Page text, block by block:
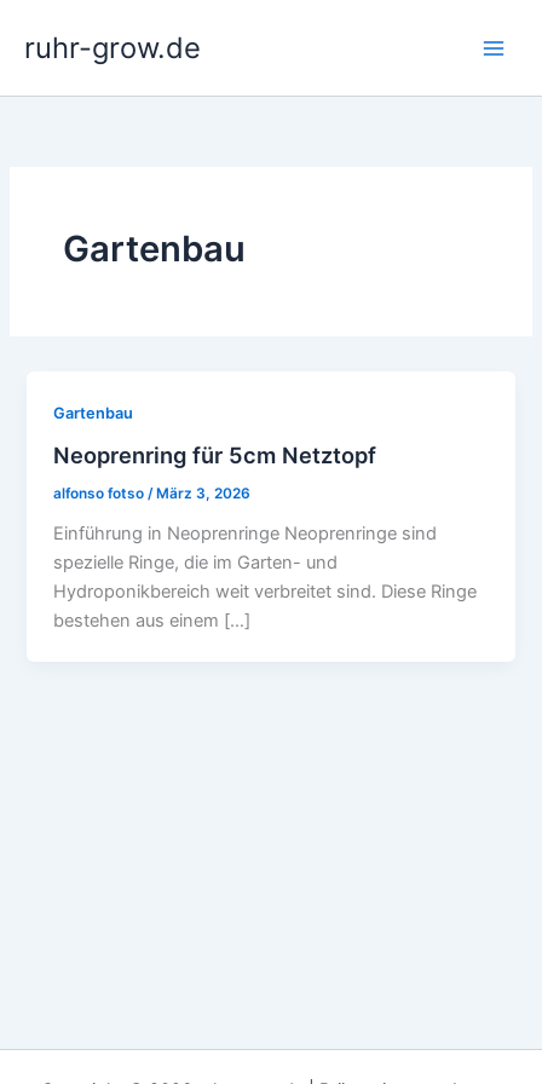
Inhaltruhr-grow.de
Gartenbau
Gartenbau
Neoprenring für 5cm Netztopf
alfonso fotso/ März 3, 2026
Einführung in Neoprenringe Neoprenringe sind
spezielle Ringe, die im Garten- und
Hydroponikbereich weit verbreitet sind. Diese Ringe
bestehen aus einem […]